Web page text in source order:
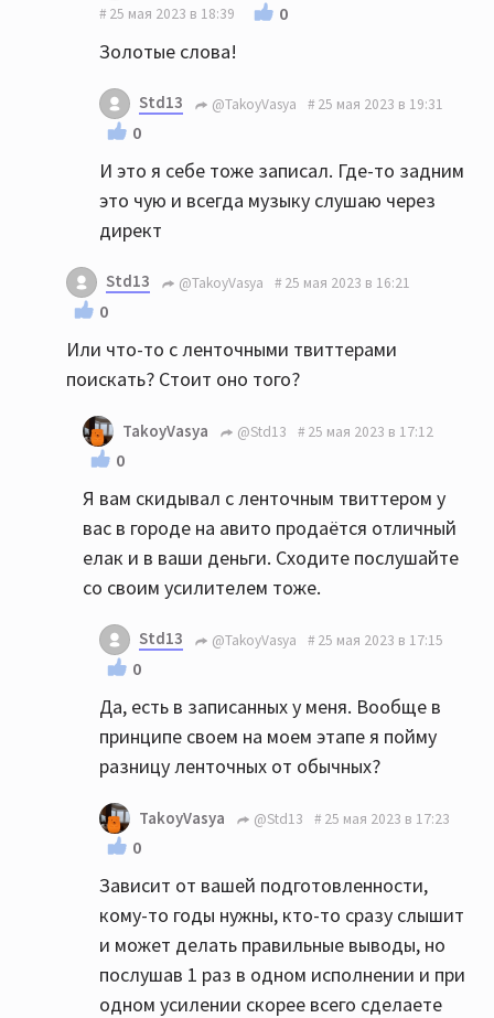
25 мая 2023 в 18:39
0
Золотые слова!
Std13 @TakoyVasya 25 мая 2023 в 19:31
0
И это я себе тоже записал. Где-то задним
это чую и всегда музыку слушаю через
директ
Std13 @TakoyVasya 25 мая 2023 в 16:21
0
Или что-то с ленточными твиттерами
поискать? Стоит оно того?
TakoyVasya @Std13 25 мая 2023 в 17:12
0
Я вам скидывал с ленточным твиттером у
вас в городе на авито продаётся отличный
елак и в ваши деньги. Сходите послушайте
со своим усилителем тоже.
Std13 @TakoyVasya 25 мая 2023 в 17:15
0
Да, есть в записанных у меня. Вообще в
принципе своем на моем этапе я пойму
разницу ленточных от обычных?
TakoyVasya @Std13 25 мая 2023 в 17:23
0
Зависит от вашей подготовленности,
кому-то годы нужны, кто-то сразу слышит
и может делать правильные выводы, но
послушав 1 раз в одном исполнении и при
одном усилении скорее всего сделаете